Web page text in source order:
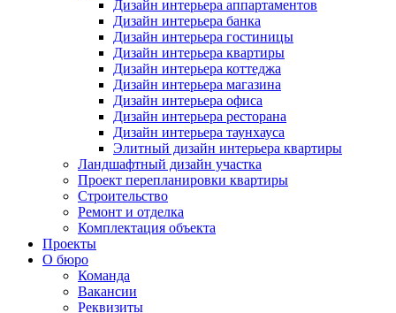
Дизайн интерьера аппартаментов
Дизайн интерьера банка
Дизайн интерьера гостиницы
Дизайн интерьера квартиры
Дизайн интерьера коттеджа
Дизайн интерьера магазина
Дизайн интерьера офиса
Дизайн интерьера ресторана
Дизайн интерьера таунхауса
Элитный дизайн интерьера квартиры
Ландшафтный дизайн участка
Проект перепланировки квартиры
Строительство
Ремонт и отделка
Комплектация объекта
Проекты
О бюро
Команда
Вакансии
Реквизиты